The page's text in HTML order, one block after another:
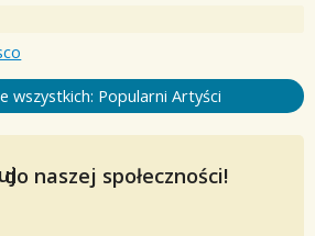
wszystkich: Popularni Artyści
naszej społeczności!